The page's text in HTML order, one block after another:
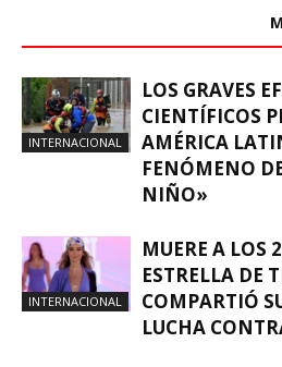
INTERNACIONAL
LOS GRAVES
CIENTÍFICOS
AMÉRICA
FENÓMENO
NIÑO»
INTERNACIONAL
MUERE A LOS
ESTRELLA DE
COMPARTIÓ
LUCHA